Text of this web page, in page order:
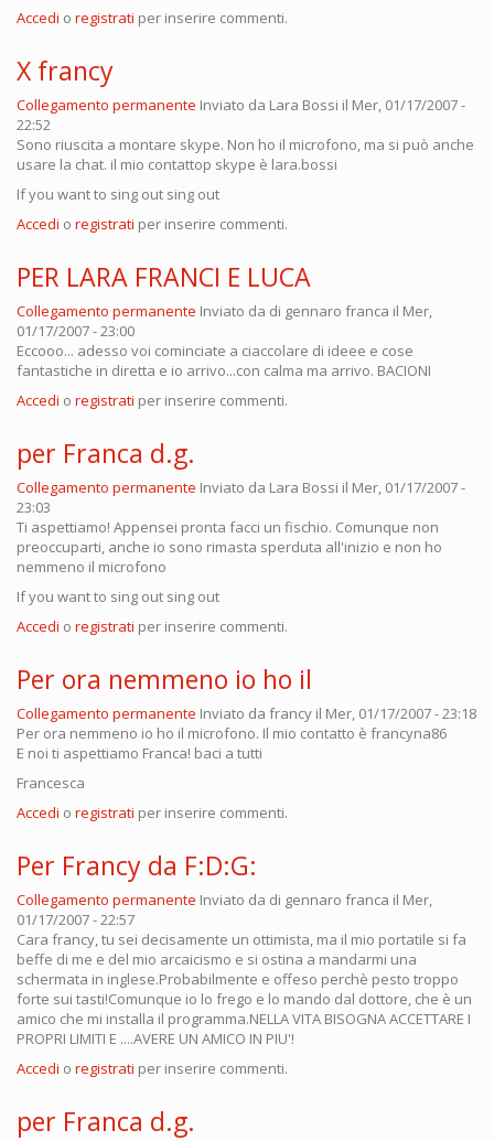
Accedi o registrati per inserire commenti.
X francy
Collegamento permanente Inviato da Lara Bossi il Mer, 01/17/2007 -
22:52
Sono riuscita a montare skype. Non ho il microfono, ma si può anche
usare la chat. il mio contattop skype è lara.bossi
If you want to sing out sing out
Accedi o registrati per inserire commenti.
PER LARA FRANCI E LUCA
Collegamento permanente Inviato da di gennaro franca il Mer,
01/17/2007 - 23:00
Eccooo... adesso voi cominciate a ciaccolare di ideee e cose
fantastiche in diretta e io arrivo...con calma ma arrivo. BACIONI
Accedi o registrati per inserire commenti.
per Franca d.g.
Collegamento permanente Inviato da Lara Bossi il Mer, 01/17/2007 -
23:03
Ti aspettiamo! Appensei pronta facci un fischio. Comunque non
preoccuparti, anche io sono rimasta sperduta all'inizio e non ho
nemmeno il microfono
If you want to sing out sing out
Accedi o registrati per inserire commenti.
Per ora nemmeno io ho il
Collegamento permanente Inviato da francy il Mer, 01/17/2007 - 23:18
Per ora nemmeno io ho il microfono. Il mio contatto è francyna86
E noi ti aspettiamo Franca! baci a tutti
Francesca
Accedi o registrati per inserire commenti.
Per Francy da F:D:G:
Collegamento permanente Inviato da di gennaro franca il Mer,
01/17/2007 - 22:57
Cara francy, tu sei decisamente un ottimista, ma il mio portatile si fa
beffe di me e del mio arcaicismo e si ostina a mandarmi una
schermata in inglese.Probabilmente e offeso perchè pesto troppo
forte sui tasti!Comunque io lo frego e lo mando dal dottore, che è un
amico che mi installa il programma.NELLA VITA BISOGNA ACCETTARE I
PROPRI LIMITI E ....AVERE UN AMICO IN PIU'!
Accedi o registrati per inserire commenti.
per Franca d.g.